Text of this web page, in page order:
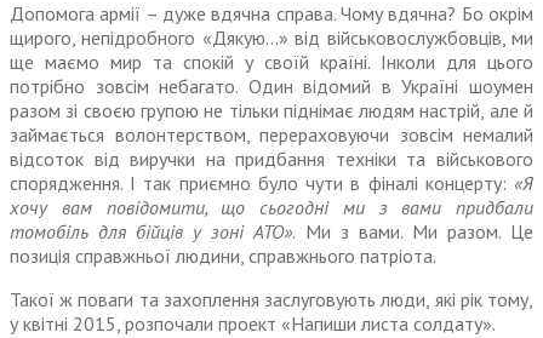
Допомога армії – дуже вдячна справа. Чому вдячна? Бо окрім
щирого, непідробного «Дякую…» від військовослужбовців, ми
ще маємо мир та спокій у своїй країні. Інколи для цього
потрібно зовсім небагато. Один відомий в Україні шоумен
разом зі своєю групою не тільки піднімає людям настрій, але й
займається волонтерством, перераховуючи зовсім немалий
відсоток від виручки на придбання техніки та військового
спорядження. І так приємно було чути в фіналі концерту: «Я
хочу вам повідомити, що сьогодні ми з вами придбали
томобіль для бійців у зоні АТО». Ми з вами. Ми разом. Це
позиція справжньої людини, справжнього патріота.
Такої ж поваги та захоплення заслуговують люди, які рік тому,
у квітні 2015, розпочали проект «Напиши листа солдату».